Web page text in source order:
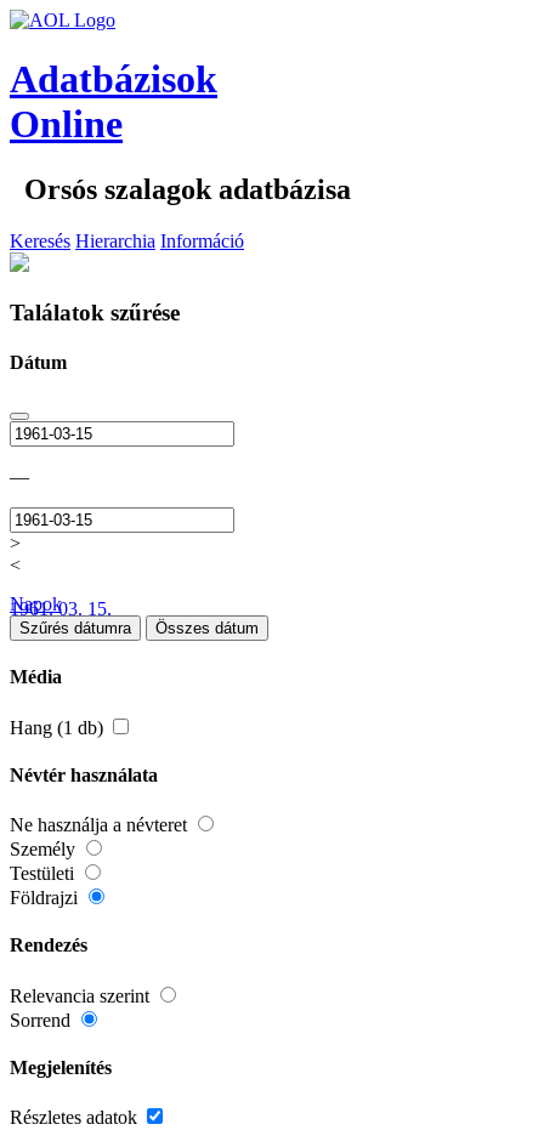
Adatbázisok
Online
Orsós szalagok adatbázisa
Keresés Hierarchia Információ
Találatok szűrése
Dátum
—
>
<
1961. 03. 15.
Napok
Szűrés dátumra Összes dátum
Média
Hang (1 db)
Névtér használata
Ne használja a névteret
Személy
Testületi
Földrajzi
Rendezés
Relevancia szerint
Sorrend
Megjelenítés
Részletes adatok